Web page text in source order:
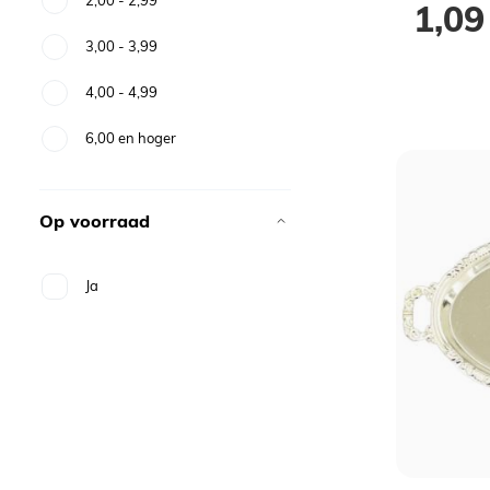
3,00 - 3,99
4,00 - 4,99
6,00en hoger
Op voorraad
Ja
1,09